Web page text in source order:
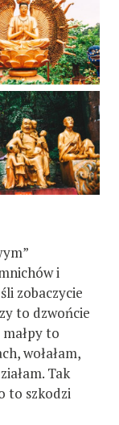
i
zobaczycie
to dzwońcie
to
wołałam,
Tak
to szkodzi